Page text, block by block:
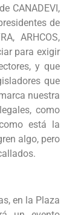
CANADEVI,
de
ARHCOS,
para exigir
y que
que
nuestra
como
está la
algo, pero
en la Plaza